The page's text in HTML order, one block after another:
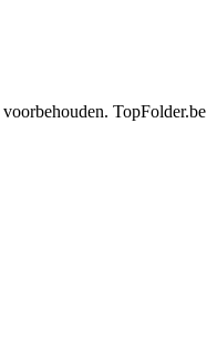
TopFolder.be